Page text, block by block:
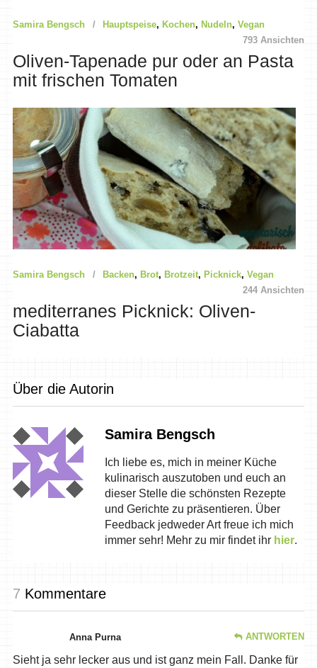
Samira Bengsch Hauptspeise, Kochen, Nudeln, Vegan
793 Ansichten
Oliven-Tapenade pur oder an Pasta
mit frischen Tomaten
Samira Bengsch Backen, Brot, Brotzeit, Picknick, Vegan
244 Ansichten
mediterranes Picknick: Oliven-
Ciabatta
Über die Autorin
Samira Bengsch
Ich liebe es, mich in meiner Küche
kulinarisch auszutoben und euch an
dieser Stelle die schönsten Rezepte
und Gerichte zu präsentieren. Über
Feedback jedweder Art freue ich mich
immer sehr! Mehr zu mir findet ihr hier.
7 Kommentare
Anna Purna ANTWORTEN
Sieht ja sehr lecker aus und ist ganz mein Fall. Danke für